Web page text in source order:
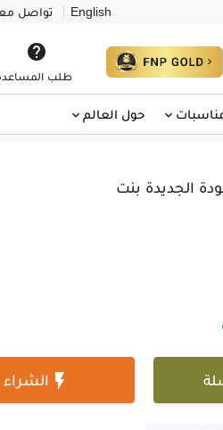
English تواصل

طلب
حول العالم
الجديدة بنت
 الشراء